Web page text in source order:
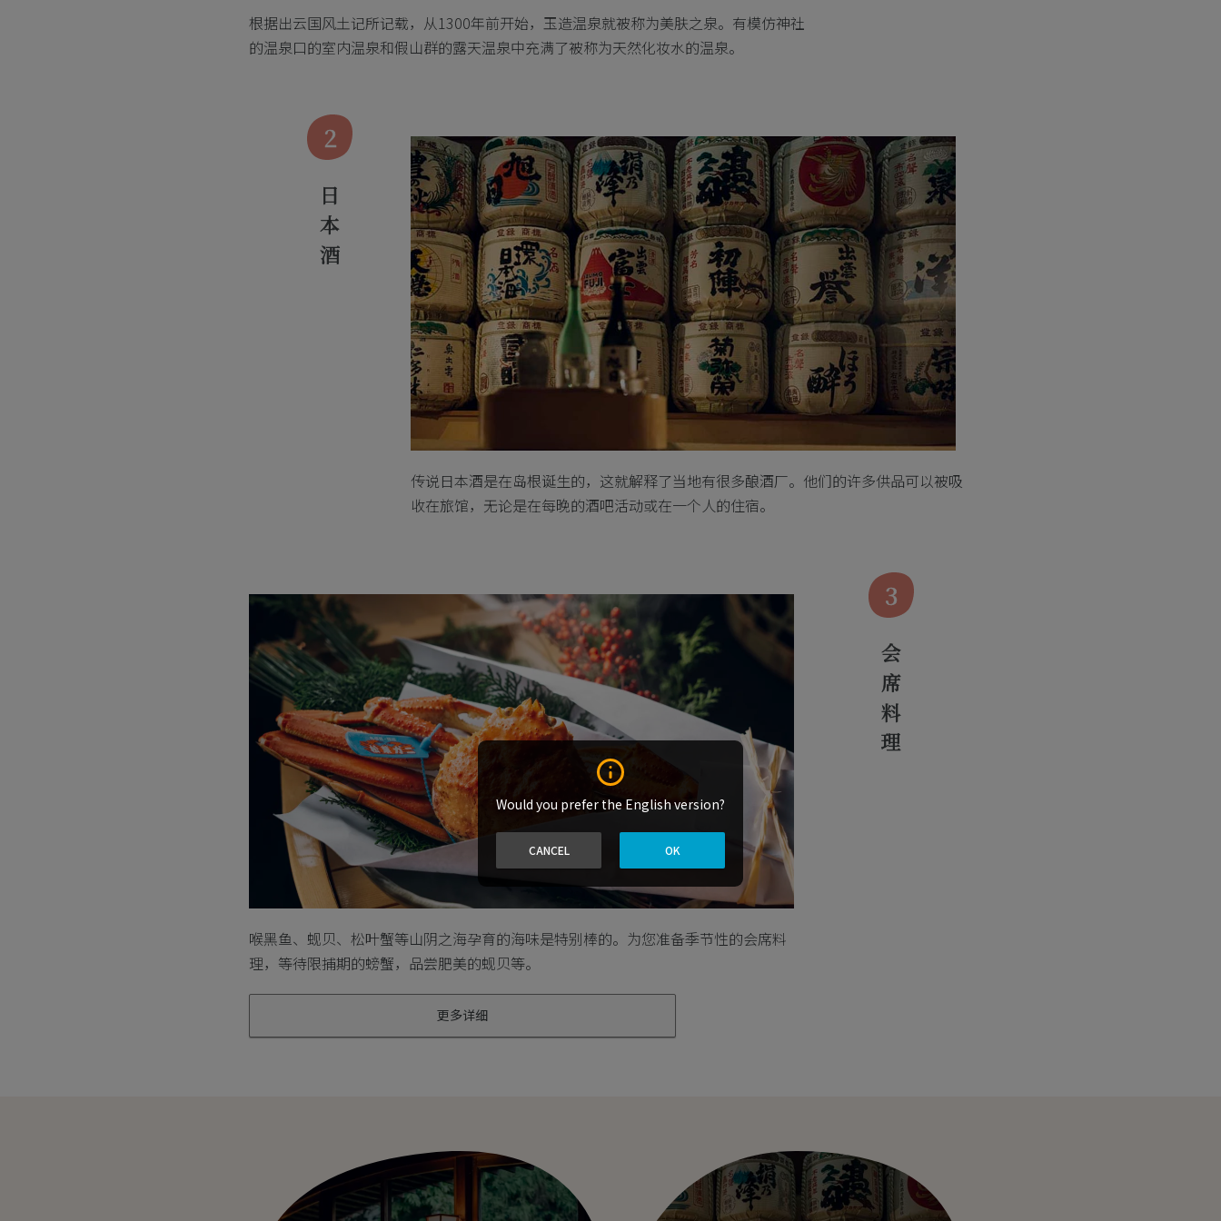
Would you prefer the English version?
CANCEL OK
根据出云国风土记所记载，从1300年前开始，玉造温泉就被称为美肤之泉。有模仿神社
的温泉口的室内温泉和假山群的露天温泉中充满了被称为天然化妆水的温泉。
2
日本酒
传说日本酒是在岛根诞生的，这就解释了当地有很多酿酒厂。他们的许多供品可以被吸
收在旅馆，无论是在每晚的酒吧活动或在一个人的住宿。
3
会席料理
喉黑鱼、蚬贝、松叶蟹等山阴之海孕育的海味是特别棒的。为您准备季节性的会席料
理，等待限捕期的螃蟹，品尝肥美的蚬贝等。
更多详细